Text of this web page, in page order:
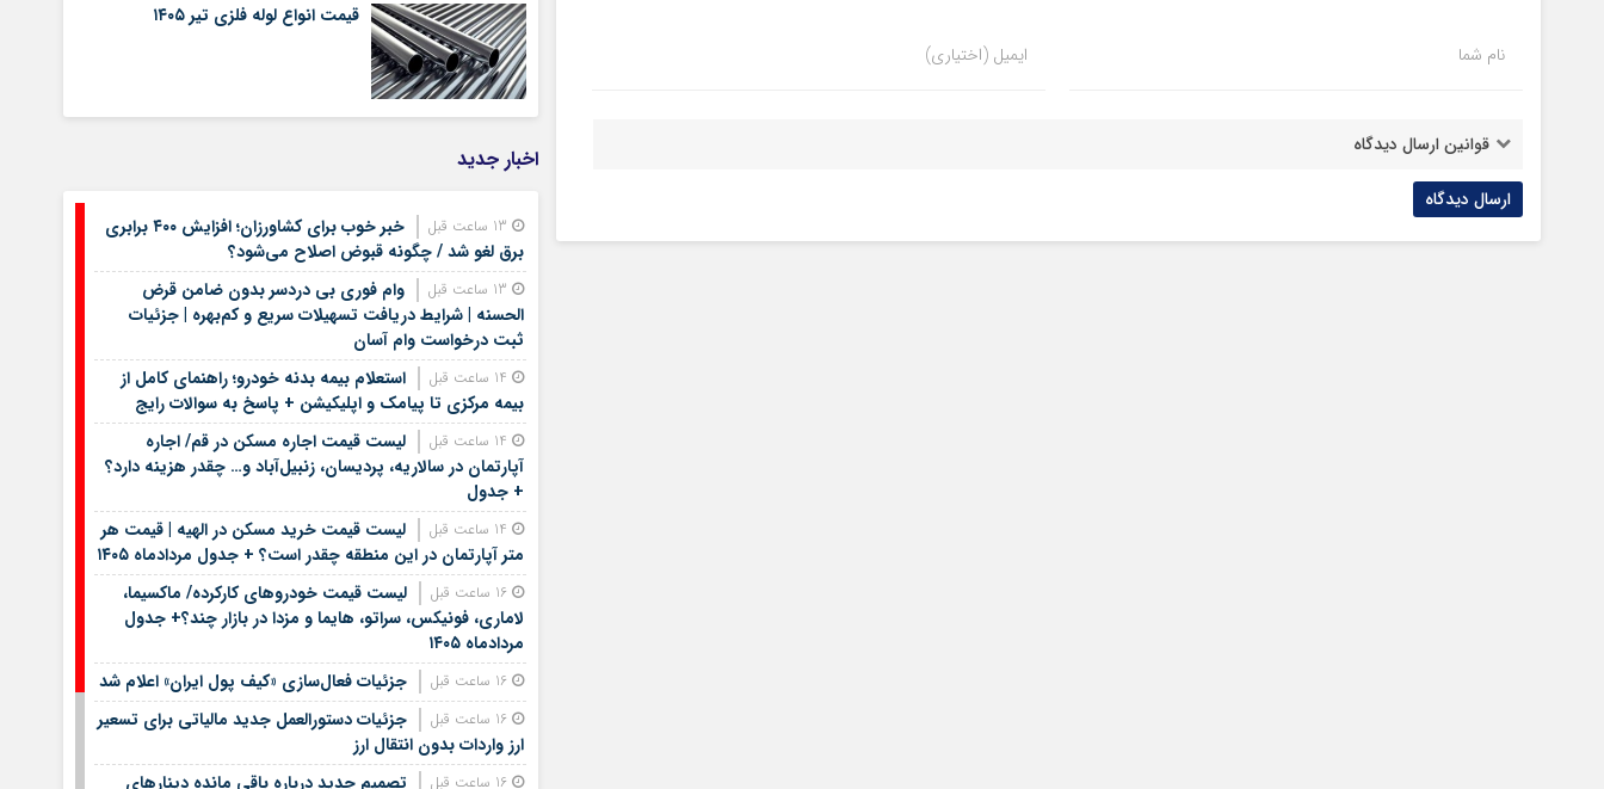
نام شما ایمیل (اختیاری)
قوانین ارسال دیدگاه
قیمت انواع لوله فلزی تیر ۱۴۰۵
اخبار جدید
خبر خوب برای کشاورزان؛ افزایش ۴۰۰ برابری
برق لغو شد / چگونه قبوض اصلاح می‌شود؟
وام فوری بی دردسر بدون ضامن قرض
الحسنه | شرایط دریافت تسهیلات سریع و کم‌بهره | جزئیات
ثبت درخواست وام آسان
استعلام بیمه بدنه خودرو؛ راهنمای کامل از
بیمه مرکزی تا پیامک و اپلیکیشن + پاسخ به سوالات رایج
لیست قیمت اجاره مسکن در قم/ اجاره
آپارتمان در سالاریه، پردیسان، زنبیل‌آباد و… چقدر هزینه دارد؟
+ جدول
لیست قیمت خرید مسکن در الهیه | قیمت هر
متر آپارتمان در این منطقه چقدر است؟ + جدول مردادماه ۱۴۰۵
لیست قیمت خودروهای کارکرده/ ماکسیما،
لاماری، فونیکس، سراتو، هایما و مزدا در بازار چند؟+ جدول
مردادماه ۱۴۰۵
جزئیات فعال‌سازی «کیف پول ایران» اعلام شد
جزئیات دستورالعمل جدید مالیاتی برای تسعیر
ارز واردات بدون انتقال ارز
تصمیم جدید درباره باقی مانده دینارهای